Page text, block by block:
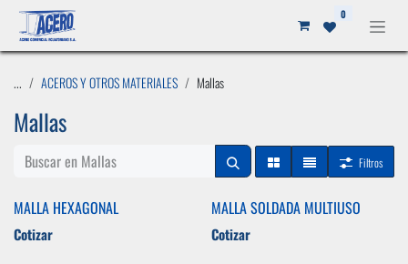
Ir al contenido 0
... ACEROS Y OTROS MATERIALES Mallas
Mallas
Filtros
MALLA HEXAGONAL
Cotizar
MALLA SOLDADA MULTIUSO
Cotizar